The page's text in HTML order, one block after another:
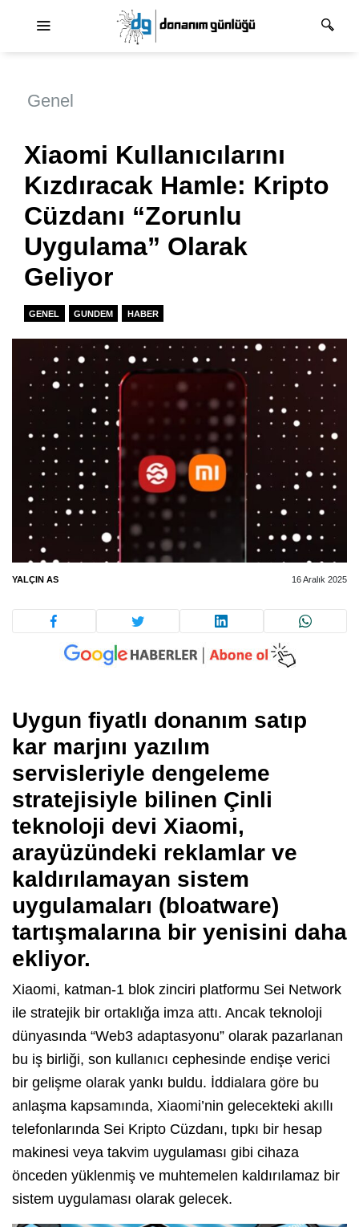
Genel
Xiaomi Kullanıcılarını
Kızdıracak Hamle: Kripto
Cüzdanı “Zorunlu
Uygulama” Olarak
Geliyor
GENEL GUNDEM HABER
YALÇIN AS 16 Aralık 2025
Uygun fiyatlı donanım satıp
kar marjını yazılım
servisleriyle dengeleme
stratejisiyle bilinen Çinli
teknoloji devi Xiaomi,
arayüzündeki reklamlar ve
kaldırılamayan sistem
uygulamaları (bloatware)
tartışmalarına bir yenisini daha
ekliyor.
Xiaomi, katman-1 blok zinciri platformu Sei Network
ile stratejik bir ortaklığa imza attı. Ancak teknoloji
dünyasında “Web3 adaptasyonu” olarak pazarlanan
bu iş birliği, son kullanıcı cephesinde endişe verici
bir gelişme olarak yankı buldu. İddialara göre bu
anlaşma kapsamında, Xiaomi’nin gelecekteki akıllı
telefonlarında Sei Kripto Cüzdanı, tıpkı bir hesap
makinesi veya takvim uygulaması gibi cihaza
önceden yüklenmiş ve muhtemelen kaldırılamaz bir
sistem uygulaması olarak gelecek.